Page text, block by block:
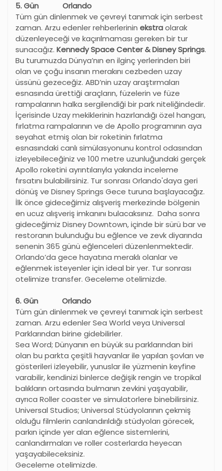
5. Gün Orlando
Tüm gün dinlenmek ve çevreyi tanımak için serbest
zaman. Arzu edenler rehberlerinin ekstraolarak
düzenleyeceği ve kaçırılmaması gereken bir tur
sunacağız. Kennedy Space Center & Disney Springs.
Bu turumuzda Dünya’nın en ilginç yerlerinden biri
olan ve çoğu insanın merakını cezbeden uzay
üssünü gezeceğiz. ABD’nin uzay araştırmaları
esnasında ürettiği araçların, füzelerin ve füze
rampalarının halka sergilendiği bir park niteliğindedir.
İçerisinde Uzay mekiklerinin hazırlandığı özel hangarı,
fırlatma rampalarının ve de Apollo programının aya
seyahat etmiş olan bir roketinin fırlatma
esnasındaki canlı simülasyonunu kontrol odasından
izleyebileceğiniz ve 100 metre uzunluğundaki gerçek
Apollo roketini ayrıntılarıyla yakında inceleme
fırsatını bulabilirsiniz. Tur sonrası Orlando'daya geri
dönüş ve Disney Springs Gece turuna başlayacağız.
İlk önce gideceğimiz alışveriş merkezinde bölgenin
en ucuz alışveriş imkanını bulacaksınız. Daha sonra
gideceğimiz Disney Downtown, içinde bir sürü bar ve
restoranın bulunduğu bu eğlence ve zevk diyarında
senenin 365 günü eğlenceleri düzenlenmektedir.
Orlando’da gece hayatına meraklı olanlar ve
eğlenmek isteyenler için ideal bir yer. Tur sonrası
otelimize transfer. Geceleme otelimizde.
6. Gün Orlando
Tüm gün dinlenmek ve çevreyi tanımak için serbest
zaman. Arzu edenler Sea World veya Universal
Parklarından birine gidebilirler.
Sea Word; Dünyanın en büyük su parklarından biri
olan bu parkta çeşitli hayvanlar ile yapılan şovları ve
gösterileri izleyebilir, yunuslar ile yüzmenin keyfine
varabilir, kendinizi binlerce değişik rengin ve tropikal
balıkların ortasında bulmanın zevkini yaşayabilir,
ayrıca Roller coaster ve simulatorlere binebilirsiniz.
Universal Studios; Universal Stüdyolarının çekmiş
olduğu filmlerin canlandırıldığı stüdyoları görecek,
parkın içinde yer alan eğlence sistemlerini,
canlandırmaları ve roller costerlarda heyecan
yaşayabileceksiniz.
Geceleme otelimizde.